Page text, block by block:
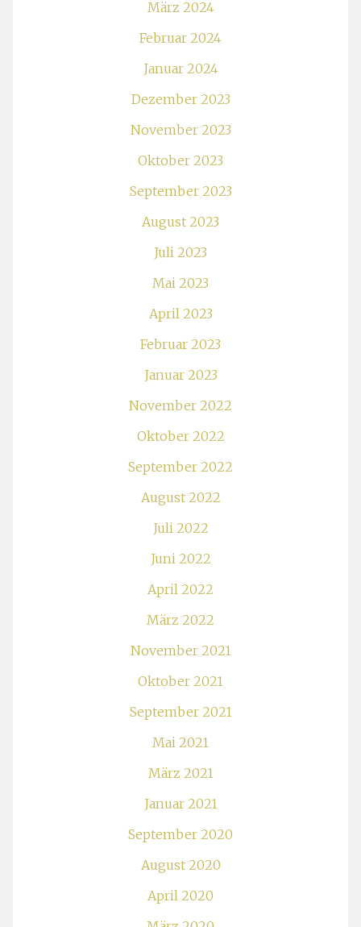
März 2024
Februar 2024
Januar 2024
Dezember 2023
November 2023
Oktober 2023
September 2023
August 2023
Juli 2023
Mai 2023
April 2023
Februar 2023
Januar 2023
November 2022
Oktober 2022
September 2022
August 2022
Juli 2022
Juni 2022
April 2022
März 2022
November 2021
Oktober 2021
September 2021
Mai 2021
März 2021
Januar 2021
September 2020
August 2020
April 2020